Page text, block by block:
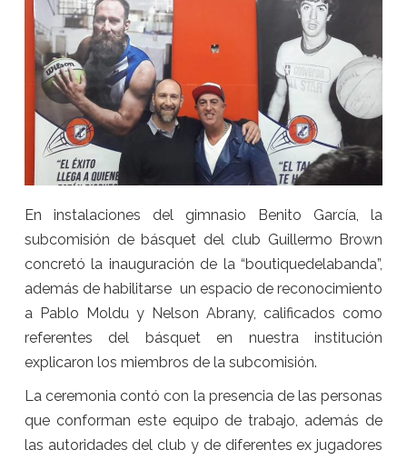
En instalaciones del gimnasio Benito García, la
subcomisión de básquet del club Guillermo Brown
concretó la inauguración de la “boutiquedelabanda”,
además de habilitarse un espacio de reconocimiento
a Pablo Moldu y Nelson Abrany, calificados como
referentes del básquet en nuestra institución
explicaron los miembros de la subcomisión.
La ceremonia contó con la presencia de las personas
que conforman este equipo de trabajo, además de
las autoridades del club y de diferentes ex jugadores